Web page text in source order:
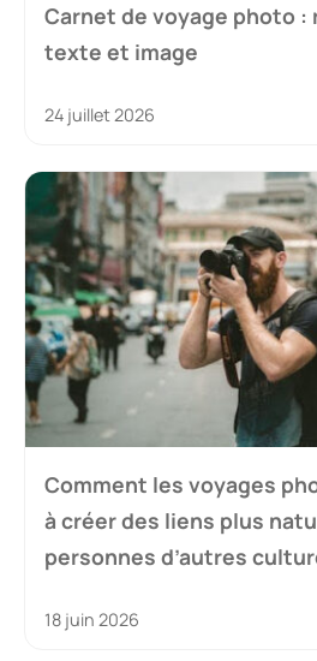
Carnet de voyage photo
texte et image
24 juillet 2026
Comment les voyages
à créer des liens plus
personnes d’autres
18 juin 2026